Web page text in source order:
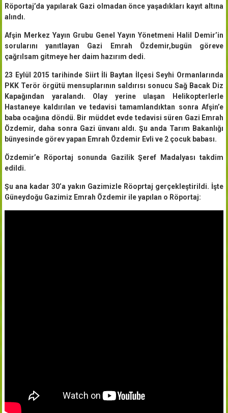
Röportaj’da yapılarak Gazi olmadan önce yaşadıkları kayıt altına
alındı.
Afşin Merkez Yayın Grubu Genel Yayın Yönetmeni Halil Demir’in
sorularını yanıtlayan Gazi Emrah Özdemir,bugün göreve
çağrılsam gitmeye her daim hazırım dedi.
23 Eylül 2015 tarihinde Siirt İli Baytan İlçesi Seyhi Ormanlarında
PKK Terör örgütü mensuplarının saldırısı sonucu Sağ Bacak Diz
Kapağından yaralandı. Olay yerine ulaşan Helikopterlerle
Hastaneye kaldırılan ve tedavisi tamamlandıktan sonra Afşin’e
baba ocağına döndü. Bir müddet evde tedavisi süren Gazi Emrah
Özdemir, daha sonra Gazi ünvanı aldı. Şu anda Tarım Bakanlığı
bünyesinde görev yapan Emrah Özdemir Evli ve 2 çocuk babası.
Özdemir’e Röportaj sonunda Gazilik Şeref Madalyası takdim
edildi.
Şu ana kadar 30’a yakın Gazimizle Röoprtaj gerçekleştirildi. İşte
Güneydoğu Gazimiz Emrah Özdemir ile yapılan o Röportaj: